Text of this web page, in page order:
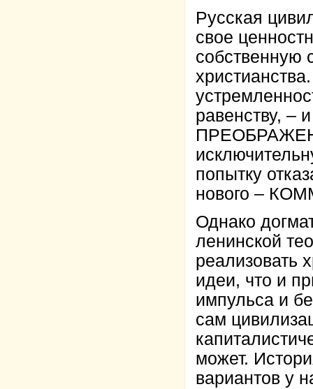
Русская
свое
собственную
равенству, –
попытку
нового –
Однако
ленинской
реализовать
идеи, что и
импульса и
сам
может.
вариантов у